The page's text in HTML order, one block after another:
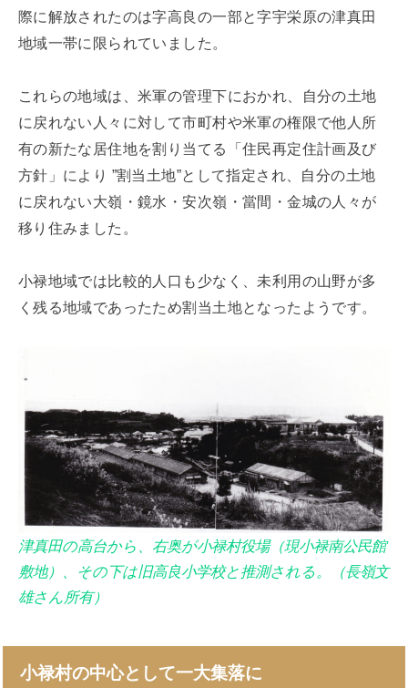
際に解放されたのは字高良の一部と字宇栄原の津真田
地域一帯に限られていました。
これらの地域は、米軍の管理下におかれ、自分の土地
に戻れない人々に対して市町村や米軍の権限で他人所
有の新たな居住地を割り当てる「住民再定住計画及び
方針」により ”割当土地”として指定され、自分の土地
に戻れない大嶺・鏡水・安次嶺・當間・金城の人々が
移り住みました。
小禄地域では比較的人口も少なく、未利用の山野が多
く残る地域であったため割当土地となったようです。
津真田の高台から、右奥が小禄村役場（現小禄南公民館
敷地）、その下は旧高良小学校と推測される。（長嶺文
雄さん所有）
小禄村の中心として一大集落に